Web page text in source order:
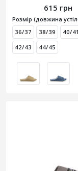
615 грн
Розмір (довжина
36/37
38/39
40/41
42/43
44/45